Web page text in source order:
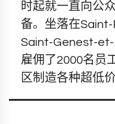
时起就一直向公
备。坐落在
Saint-Genest-et-
雇佣了2000名员
区制造各种超低价